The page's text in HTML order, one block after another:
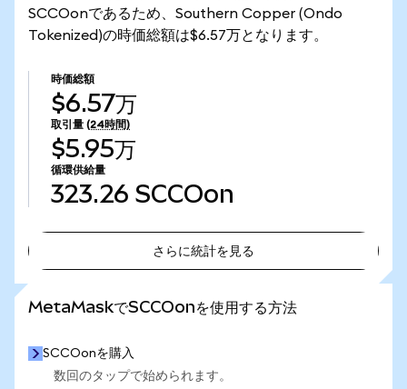
SCCOonであるため、Southern Copper (Ondo
Tokenized)の時価総額は$6.57万となります。
時価総額
$6.57万
取引量 (24時間)
$5.95万
循環供給量
323.26 SCCOon
さらに統計を見る
MetaMaskでSCCOonを使用する方法
SCCOonを購入
数回のタップで始められます。